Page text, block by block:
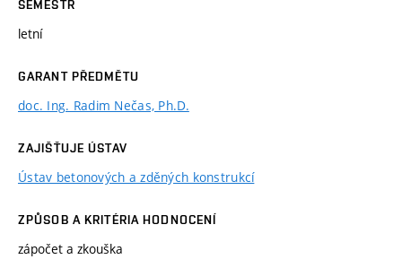
SEMESTR
letní
GARANT PŘEDMĚTU
doc. Ing. Radim Nečas, Ph.D.
ZAJIŠŤUJE ÚSTAV
Ústav betonových a zděných konstrukcí
ZPŮSOB A KRITÉRIA HODNOCENÍ
zápočet a zkouška